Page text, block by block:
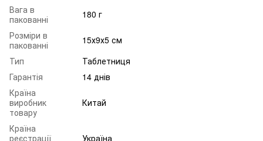
Вага в
пакованні
180 г
Розміри в
пакованні
15х9х5 см
Тип
Таблетниця
Гарантія
14 днів
Країна
виробник
товару
Китай
Країна
реєстрації
Україна